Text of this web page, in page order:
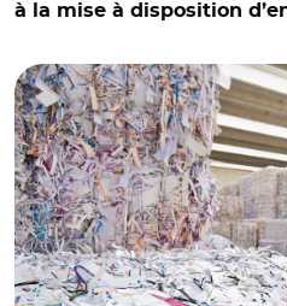
à la mise à disposition